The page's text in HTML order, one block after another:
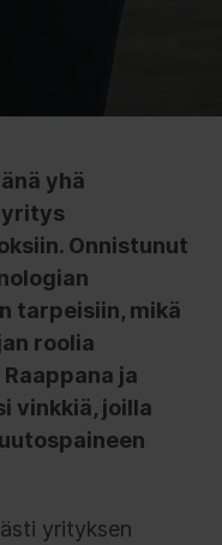
yhä
yritys
Onnistunut
tarpeisiin, mikä
roolia
ja
vinkkiä, joilla
yrityksen